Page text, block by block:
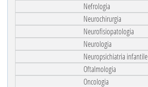
Nefrologia
Neurochirurgia
Neurofisiopatologia
Neurologia
Neuropsichiatria infantile
Oftalmologia
Oncologia